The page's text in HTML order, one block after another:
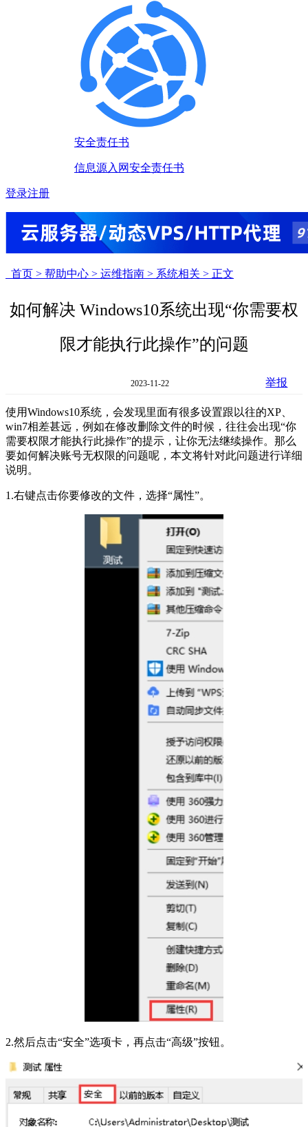
安全责任书
信息源入网安全责任书
登录注册
首页 > 帮助中心 > 运维指南 > 系统相关 > 正文
如何解决 Windows10系统出现“你需要权
限才能执行此操作”的问题
2023-11-22 举报
使用Windows10系统，会发现里面有很多设置跟以往的XP、
win7相差甚远，例如在修改删除文件的时候，往往会出现“你
需要权限才能执行此操作”的提示，让你无法继续操作。那么
要如何解决账号无权限的问题呢，本文将针对此问题进行详细
说明。
1.右键点击你要修改的文件，选择“属性”。
2.然后点击“安全”选项卡，再点击“高级”按钮。